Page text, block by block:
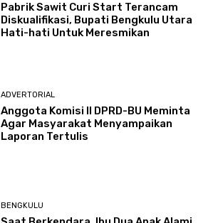
Pabrik Sawit Curi Start Terancam
Diskualifikasi, Bupati Bengkulu Utara
Hati-hati Untuk Meresmikan
ADVERTORIAL
Anggota Komisi II DPRD-BU Meminta
Agar Masyarakat Menyampaikan
Laporan Tertulis
BENGKULU